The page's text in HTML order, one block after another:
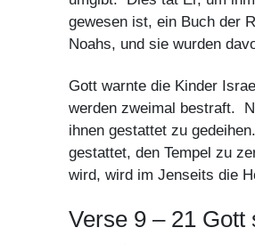
gewesen ist, ein Buch der
Noahs, und sie wurden
Gott warnte die Kinder
werden zweimal bestraft.
ihnen gestattet zu
gestattet, den Tempel zu
wird, wird im Jenseits die
Verse 9 – 21 Gott